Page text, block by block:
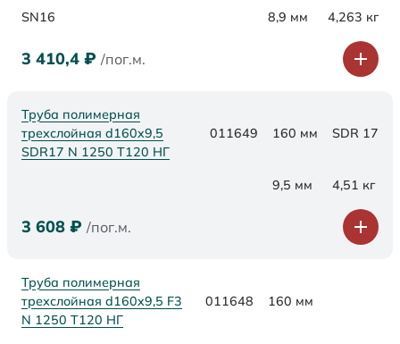
SN16 8,9 мм 4,263 кг
3 410,4 ₽ /пог.м.
Труба полимерная
трехслойная d160x9,5
SDR17 N 1250 Т120 НГ
011649 160 мм SDR 17
9,5 мм 4,51 кг
3 608 ₽ /пог.м.
Труба полимерная
трехслойная d160x9,5 F3
N 1250 Т120 НГ
011648 160 мм